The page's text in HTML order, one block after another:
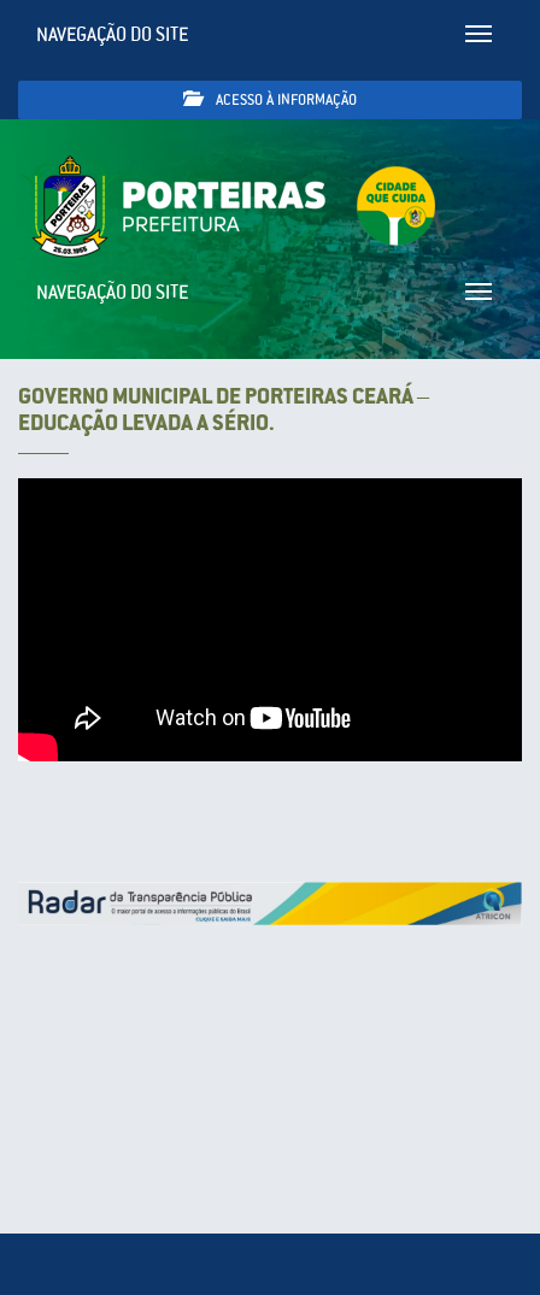
Toggle
NAVEGAÇÃO DO SITE
ACESSO À INFORMAÇÃO
Toggle
NAVEGAÇÃO DO SITE
GOVERNO MUNICIPAL DE PORTEIRAS CEARÁ –
EDUCAÇÃO LEVADA A SÉRIO.